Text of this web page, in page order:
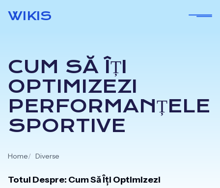
WIKIS
CUM SĂ ÎȚI
OPTIMIZEZI
PERFORMANȚELE
SPORTIVE
Home Diverse
Totul Despre: Cum Să Îți Optimizezi